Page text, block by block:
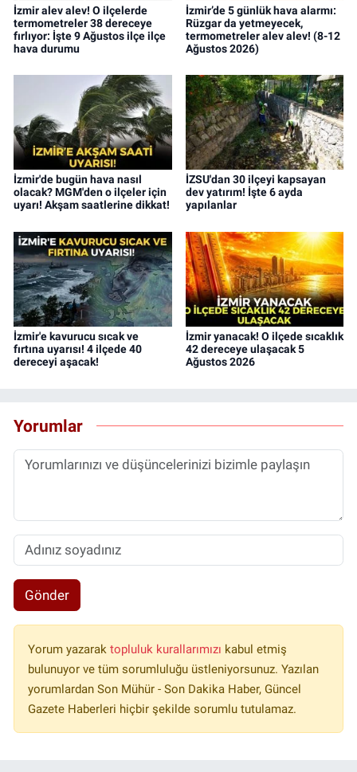
İzmir alev alev! O ilçelerde
termometreler 38 dereceye
fırlıyor: İşte 9 Ağustos ilçe ilçe
hava durumu
İzmir’de 5 günlük hava alarmı:
Rüzgar da yetmeyecek,
termometreler alev alev! (8-12
Ağustos 2026)
İzmir'de bugün hava nasıl
olacak? MGM'den o ilçeler için
uyarı! Akşam saatlerine dikkat!
İZSU'dan 30 ilçeyi kapsayan
dev yatırım! İşte 6 ayda
yapılanlar
İzmir'e kavurucu sıcak ve
fırtına uyarısı! 4 ilçede 40
dereceyi aşacak!
İzmir yanacak! O ilçede sıcaklık
42 dereceye ulaşacak 5
Ağustos 2026
Yorumlar
Gönder
Yorum yazarak topluluk kurallarımızı kabul etmiş
bulunuyor ve tüm sorumluluğu üstleniyorsunuz. Yazılan
yorumlardan Son Mühür - Son Dakika Haber, Güncel
Gazete Haberleri hiçbir şekilde sorumlu tutulamaz.